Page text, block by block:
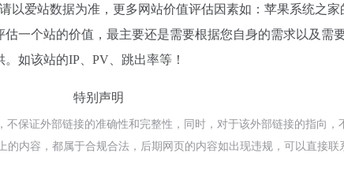
以爱站数据为准，更多网站价值评估因素如：苹果系统之家
一个站的价值，最主要还是需要根据您自身的需求以及需
如该站的IP、PV、跳出率等！
特别声明
保证外部链接的准确性和完整性，同时，对于该外部链接的指向，
的内容，都属于合规合法，后期网页的内容如出现违规，可以直接联